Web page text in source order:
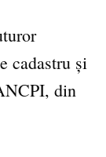
cadastru și
din